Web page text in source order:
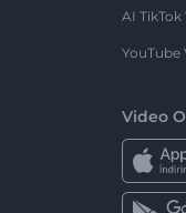
AI TikTok
YouTube
Video